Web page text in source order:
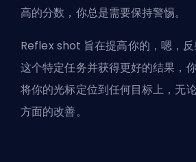
高的分数，你总是需要保持警惕。
Reflex shot 旨在提高你的，嗯，
这个特定任务并获得更好的结果，
将你的光标定位到任何目标上，无
方面的改善。